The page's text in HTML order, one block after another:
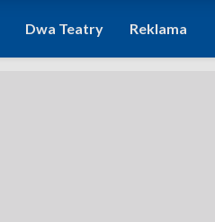
Dwa Teatry Reklama